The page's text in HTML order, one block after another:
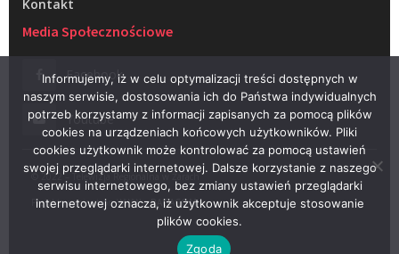
Kontakt
Media Społecznościowe
Facebook
Youtube
© 2022 – Telewizja Regionalna w Żarach
Projektowanie stron WWW –RAGACOM
Informujemy, iż w celu optymalizacji treści dostępnych w
naszym serwisie, dostosowania ich do Państwa indywidualnych
potrzeb korzystamy z informacji zapisanych za pomocą plików
cookies na urządzeniach końcowych użytkowników. Pliki
cookies użytkownik może kontrolować za pomocą ustawień
swojej przeglądarki internetowej. Dalsze korzystanie z naszego
serwisu internetowego, bez zmiany ustawień przeglądarki
internetowej oznacza, iż użytkownik akceptuje stosowanie
plików cookies.
Zgoda